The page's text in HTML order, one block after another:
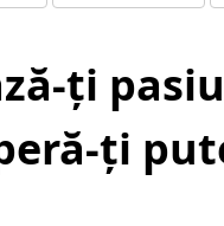
ți
ți